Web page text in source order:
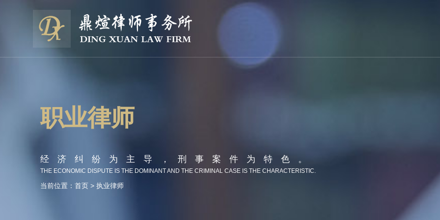
职业律师
经济纠纷为主导，刑事案件为特色。
THE ECONOMIC DISPUTE IS THE DOMINANT AND THE CRIMINAL CASE IS THE CHARACTERISTIC.
当前位置： 首页 > 执业律师